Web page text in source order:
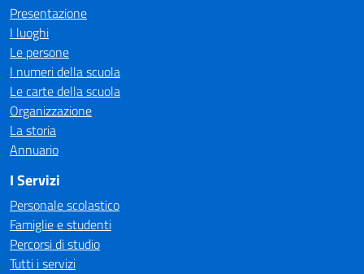
Presentazione
I luoghi
Le persone
I numeri della scuola
Le carte della scuola
Organizzazione
La storia
Annuario
I Servizi
Personale scolastico
Famiglie e studenti
Percorsi di studio
Tutti i servizi